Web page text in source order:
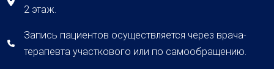
2 этаж.
Запись пациентов осуществляется через врача-
терапевта участкового или по самообращению.